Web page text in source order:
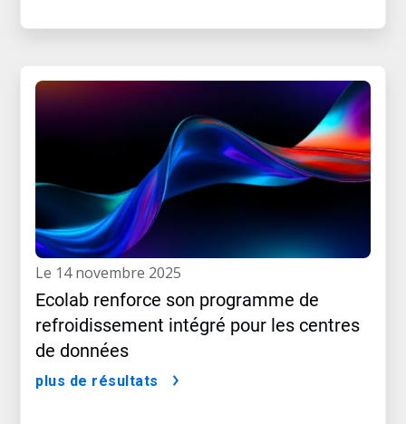
le 14 novembre 2025
Ecolab renforce son programme de
refroidissement intégré pour les centres
de données
plus de résultats